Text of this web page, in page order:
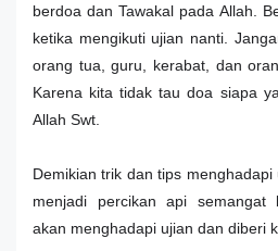
berdoa dan Tawakal pada Allah.
ketika mengikuti ujian nanti.
orang tua, guru, kerabat, dan
Karena kita tidak tau doa siapa
Allah Swt.
Demikian trik dan tips menghadapi
menjadi percikan api semangat
akan menghadapi ujian dan diberi